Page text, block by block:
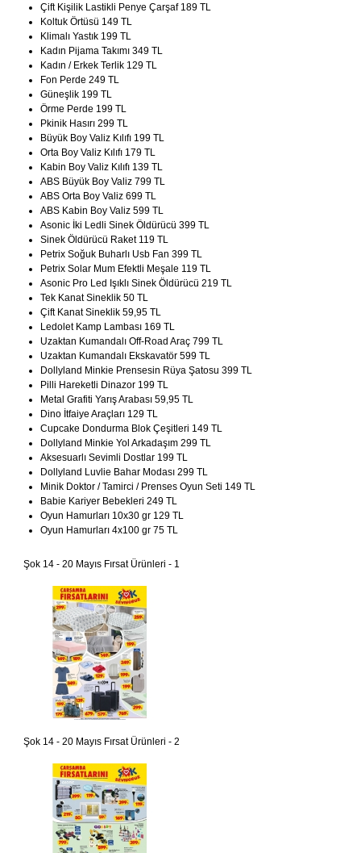
Çift Kişilik Lastikli Penye Çarşaf 189 TL
Koltuk Örtüsü 149 TL
Klimalı Yastık 199 TL
Kadın Pijama Takımı 349 TL
Kadın / Erkek Terlik 129 TL
Fon Perde 249 TL
Güneşlik 199 TL
Örme Perde 199 TL
Pkinik Hasırı 299 TL
Büyük Boy Valiz Kılıfı 199 TL
Orta Boy Valiz Kılıfı 179 TL
Kabin Boy Valiz Kılıfı 139 TL
ABS Büyük Boy Valiz 799 TL
ABS Orta Boy Valiz 699 TL
ABS Kabin Boy Valiz 599 TL
Asonic İki Ledli Sinek Öldürücü 399 TL
Sinek Öldürücü Raket 119 TL
Petrix Soğuk Buharlı Usb Fan 399 TL
Petrix Solar Mum Efektli Meşale 119 TL
Asonic Pro Led Işıklı Sinek Öldürücü 219 TL
Tek Kanat Sineklik 50 TL
Çift Kanat Sineklik 59,95 TL
Ledolet Kamp Lambası 169 TL
Uzaktan Kumandalı Off-Road Araç 799 TL
Uzaktan Kumandalı Ekskavatör 599 TL
Dollyland Minkie Prensesin Rüya Şatosu 399 TL
Pilli Hareketli Dinazor 199 TL
Metal Grafiti Yarış Arabası 59,95 TL
Dino İtfaiye Araçları 129 TL
Cupcake Dondurma Blok Çeşitleri 149 TL
Dollyland Minkie Yol Arkadaşım 299 TL
Aksesuarlı Sevimli Dostlar 199 TL
Dollyland Luvlie Bahar Modası 299 TL
Minik Doktor / Tamirci / Prenses Oyun Seti 149 TL
Babie Kariyer Bebekleri 249 TL
Oyun Hamurları 10x30 gr 129 TL
Oyun Hamurları 4x100 gr 75 TL
Şok 14 - 20 Mayıs Fırsat Ürünleri - 1
Şok 14 - 20 Mayıs Fırsat Ürünleri - 2